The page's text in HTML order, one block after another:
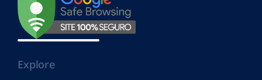
Explore